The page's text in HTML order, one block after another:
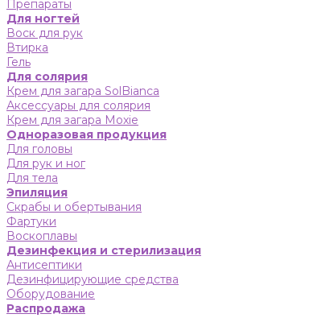
Препараты
Для ногтей
Воск для рук
Втирка
Гель
Для солярия
Крем для загара SolBianca
Аксессуары для солярия
Крем для загара Moxie
Одноразовая продукция
Для головы
Для рук и ног
Для тела
Эпиляция
Скрабы и обертывания
Фартуки
Воскоплавы
Дезинфекция и стерилизация
Антисептики
Дезинфицирующие средства
Оборудование
Распродажа